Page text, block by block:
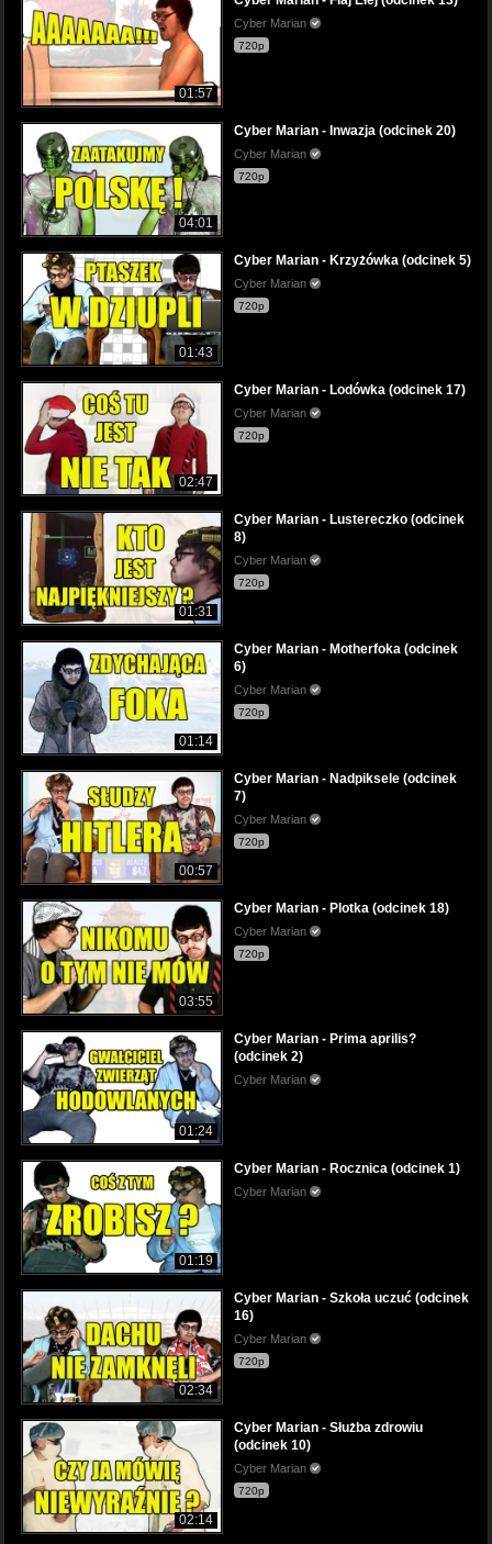
01:57
Cyber Marian
720p
04:01
Cyber Marian - Inwazja (odcinek 20)
Cyber Marian
720p
01:43
Cyber Marian - Krzyżówka (odcinek 5)
Cyber Marian
720p
02:47
Cyber Marian - Lodówka (odcinek 17)
Cyber Marian
720p
01:31
Cyber Marian - Lustereczko (odcinek
8)
Cyber Marian
720p
01:14
Cyber Marian - Motherfoka (odcinek
6)
Cyber Marian
720p
00:57
Cyber Marian - Nadpiksele (odcinek
7)
Cyber Marian
720p
03:55
Cyber Marian - Plotka (odcinek 18)
Cyber Marian
720p
01:24
Cyber Marian - Prima aprilis?
(odcinek 2)
Cyber Marian
01:19
Cyber Marian - Rocznica (odcinek 1)
Cyber Marian
02:34
Cyber Marian - Szkoła uczuć (odcinek
16)
Cyber Marian
720p
02:14
Cyber Marian - Służba zdrowiu
(odcinek 10)
Cyber Marian
720p